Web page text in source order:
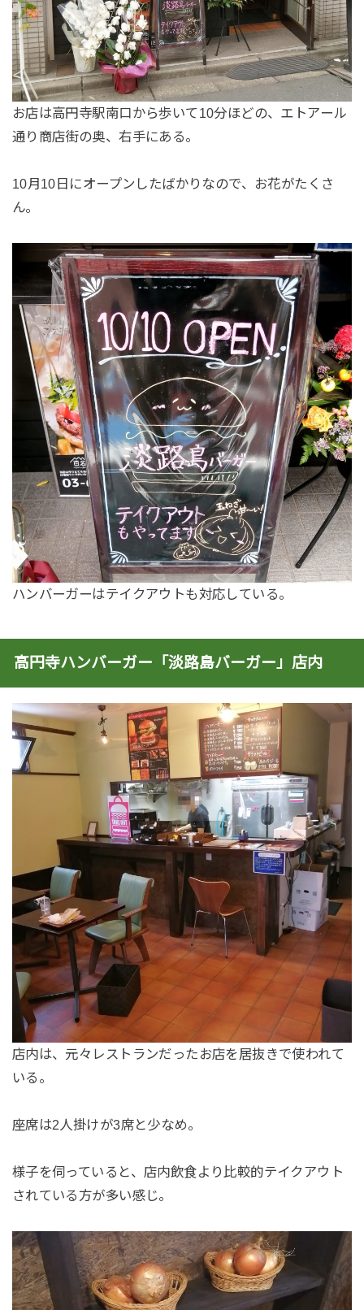
お店は高円寺駅南口から歩いて10分ほどの、エトアール
通り商店街の奥、右手にある。
10月10日にオープンしたばかりなので、お花がたくさ
ん。
ハンバーガーはテイクアウトも対応している。
高円寺ハンバーガー「淡路島バーガー」店内
店内は、元々レストランだったお店を居抜きで使われて
いる。
座席は2人掛けが3席と少なめ。
様子を伺っていると、店内飲食より比較的テイクアウト
されている方が多い感じ。